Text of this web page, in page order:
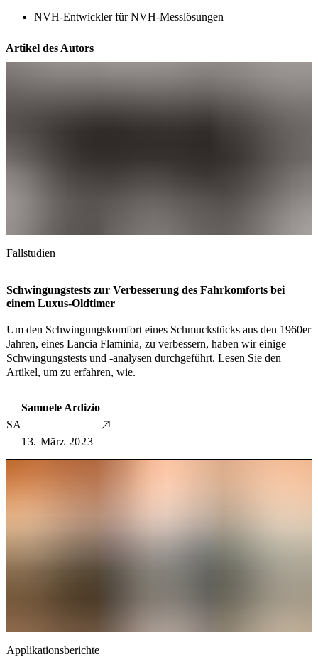
NVH-Entwickler für NVH-Messlösungen
Artikel des Autors
Fallstudien
Schwingungstests zur Verbesserung des Fahrkomforts bei
einem Luxus-Oldtimer
Um den Schwingungskomfort eines Schmuckstücks aus den 1960er
Jahren, eines Lancia Flaminia, zu verbessern, haben wir einige
Schwingungstests und -analysen durchgeführt. Lesen Sie den
Artikel, um zu erfahren, wie.
SA
Samuele Ardizio
13. März 2023
Applikationsberichte